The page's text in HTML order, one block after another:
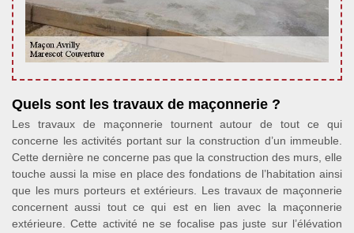
Quels sont les travaux de maçonnerie ?
Les travaux de maçonnerie tournent autour de tout ce qui
concerne les activités portant sur la construction d’un immeuble.
Cette dernière ne concerne pas que la construction des murs, elle
touche aussi la mise en place des fondations de l’habitation ainsi
que les murs porteurs et extérieurs. Les travaux de maçonnerie
concernent aussi tout ce qui est en lien avec la maçonnerie
extérieure. Cette activité ne se focalise pas juste sur l’élévation